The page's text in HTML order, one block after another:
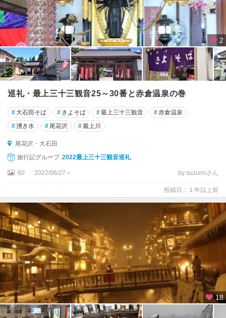
2
巡礼・最上三十三観音25～30番と赤倉温泉の巻
# 大石田そば # きよそば #最上三十三観音 #赤倉温泉
#湧き水 # 尾花沢 #最上川
尾花沢・大石田
旅行記グループ 2022最上三十三観音巡礼
60 2022/06/27～ by suzunoさん
投稿日：１年以上前
18